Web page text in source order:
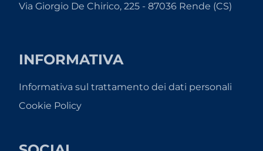
Via Giorgio De Chirico, 225 - 87036 Rende (CS)
INFORMATIVA
Informativa sul trattamento dei dati personali
Cookie Policy